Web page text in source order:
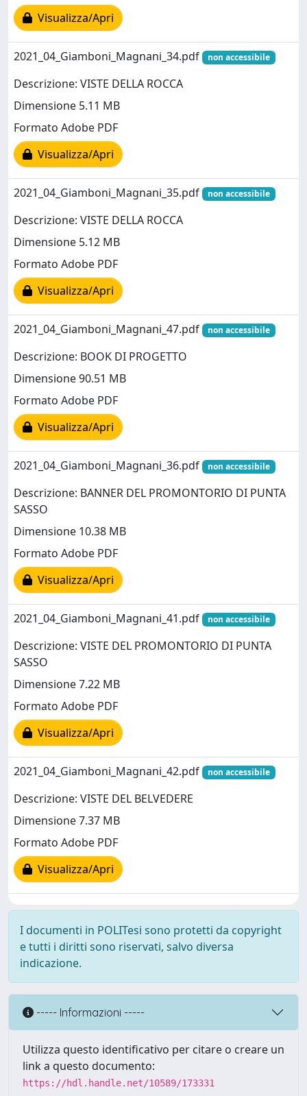
Visualizza/Apri
2021_04_Giamboni_Magnani_34.pdf non accessibile
Descrizione: VISTE DELLA ROCCA
Dimensione 5.11 MB
Formato Adobe PDF
Visualizza/Apri
2021_04_Giamboni_Magnani_35.pdf non accessibile
Descrizione: VISTE DELLA ROCCA
Dimensione 5.12 MB
Formato Adobe PDF
Visualizza/Apri
2021_04_Giamboni_Magnani_47.pdf non accessibile
Descrizione: BOOK DI PROGETTO
Dimensione 90.51 MB
Formato Adobe PDF
Visualizza/Apri
2021_04_Giamboni_Magnani_36.pdf non accessibile
Descrizione: BANNER DEL PROMONTORIO DI PUNTA
SASSO
Dimensione 10.38 MB
Formato Adobe PDF
Visualizza/Apri
2021_04_Giamboni_Magnani_41.pdf non accessibile
Descrizione: VISTE DEL PROMONTORIO DI PUNTA
SASSO
Dimensione 7.22 MB
Formato Adobe PDF
Visualizza/Apri
2021_04_Giamboni_Magnani_42.pdf non accessibile
Descrizione: VISTE DEL BELVEDERE
Dimensione 7.37 MB
Formato Adobe PDF
Visualizza/Apri
I documenti in POLITesi sono protetti da copyright
e tutti i diritti sono riservati, salvo diversa
indicazione.
----- Informazioni -----
Utilizza questo identificativo per citare o creare un
link a questo documento:
https://hdl.handle.net/10589/173331